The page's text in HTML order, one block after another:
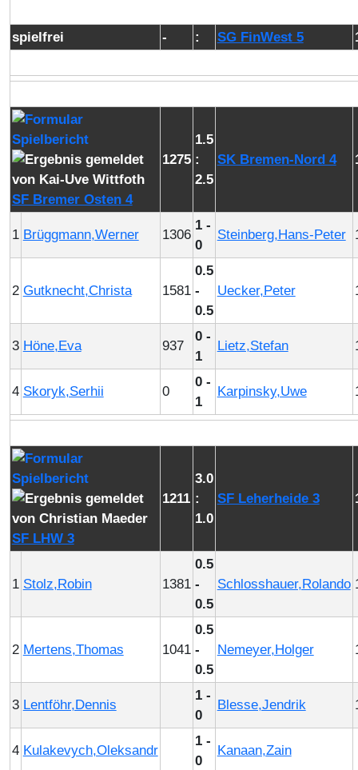
spielfrei - : SG FinWest 5
SF Bremer Osten 4
1275
1.5
:
2.5
SK Bremen-Nord 4
1 Brüggmann,Werner 1306
1 -
0
Steinberg,Hans-Peter
2 Gutknecht,Christa 1581
0.5
-
0.5
Uecker,Peter
3 Höne,Eva 937
0 -
1
Lietz,Stefan
4 Skoryk,Serhii 0
0 -
1
Karpinsky,Uwe
SF LHW 3
1211
3.0
:
1.0
SF Leherheide 3
1 Stolz,Robin 1381
0.5
-
0.5
Schlosshauer,Rolando
2 Mertens,Thomas 1041
0.5
-
0.5
Nemeyer,Holger
3 Lentföhr,Dennis
1 -
0
Blesse,Jendrik
4 Kulakevych,Oleksandr
1 -
0
Kanaan,Zain